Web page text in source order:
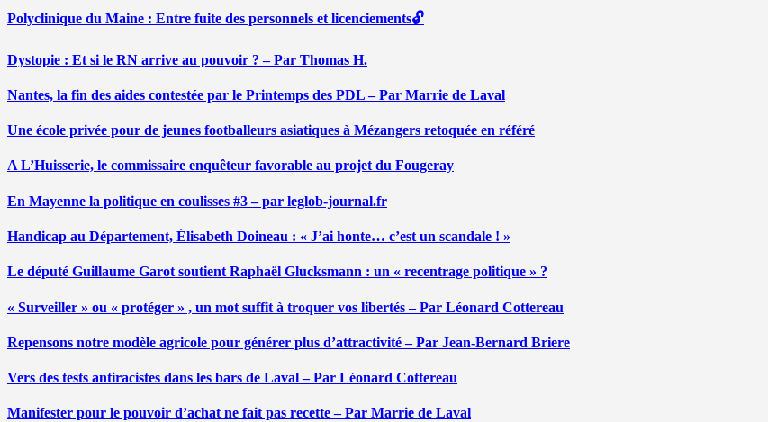
Polyclinique du Maine : Entre fuite des personnels et licenciements🔓
Dystopie : Et si le RN arrive au pouvoir ? – Par Thomas H.
Nantes, la fin des aides contestée par le Printemps des PDL – Par Marrie de Laval
Une école privée pour de jeunes footballeurs asiatiques à Mézangers retoquée en référé
A L’Huisserie, le commissaire enquêteur favorable au projet du Fougeray
En Mayenne la politique en coulisses #3 – par leglob-journal.fr
Handicap au Département, Élisabeth Doineau : « J’ai honte… c’est un scandale ! »
Le député Guillaume Garot soutient Raphaël Glucksmann : un « recentrage politique » ?
« Surveiller » ou « protéger » , un mot suffit à troquer vos libertés – Par Léonard Cottereau
Repensons notre modèle agricole pour générer plus d’attractivité – Par Jean-Bernard Briere
Vers des tests antiracistes dans les bars de Laval – Par Léonard Cottereau
Manifester pour le pouvoir d’achat ne fait pas recette – Par Marrie de Laval